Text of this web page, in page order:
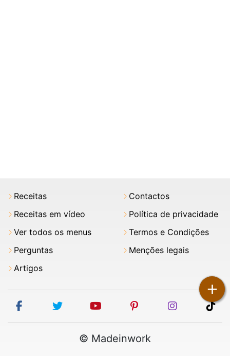
+
Receitas
Receitas em vídeo
Ver todos os menus
Perguntas
Artigos
Contactos
Política de privacidade
Termos e Condições
Menções legais
facebooktwitter youtubepinterestinstagram
© Madeinwork